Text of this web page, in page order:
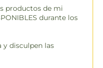
productos de mi
durante los
y disculpen las